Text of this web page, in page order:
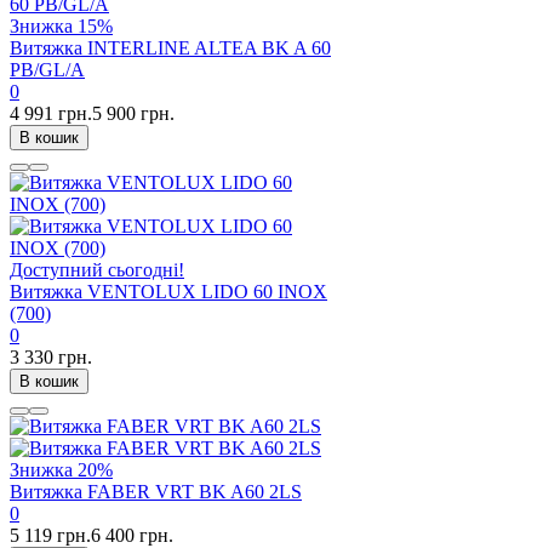
Знижка 15%
Витяжка INTERLINE ALTEA BK A 60
PB/GL/A
0
4 991 грн.5 900 грн.
В кошик
Доступний сьогодні!
Витяжка VENTOLUX LIDO 60 INOX
(700)
0
3 330 грн.
В кошик
Знижка 20%
Витяжка FABER VRT BK A60 2LS
0
5 119 грн.6 400 грн.